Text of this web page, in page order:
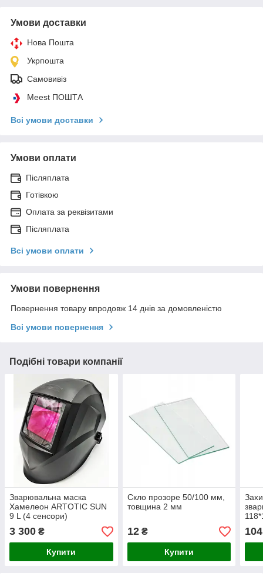
Умови доставки
Нова Пошта
Укрпошта
Самовивіз
Meest ПОШТА
Всі умови доставки
Умови оплати
Післяплата
Готівкою
Оплата за реквізитами
Післяплата
Всі умови оплати
Умови повернення
Повернення товару впродовж 14 днів за домовленістю
Всі умови повернення
Подібні товари компанії
Зварювальна маска
Хамелеон ARTOTIC SUN
9 L (4 сенсори)
3 300 ₴
Купити
Скло прозоре 50/100 мм,
товщина 2 мм
12₴
Купити
104